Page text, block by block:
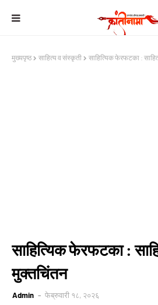
मुख्यपृष्ठ साहित्य व संस्कृती साहित्यिक फेरफटका :
साहित्यिक फेरफटका :
मुक्तचिंतन
Admin फेब्रुवारी १८, २०२६